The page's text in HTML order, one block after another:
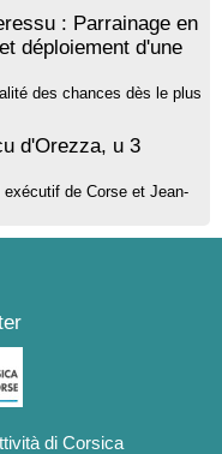
: Parrainage en
déploiement d'une
des chances dès le plus
d'Orezza, u 3
de Corse et Jean-
di Corsica